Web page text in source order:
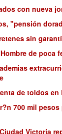
con nueva
"pensión
sin
de poca
de toldos en
700 mil pesos
Victoria